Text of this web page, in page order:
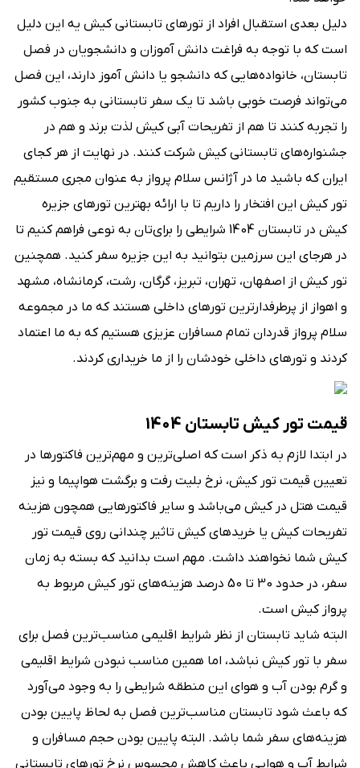
دلیل بعدی استقبال افراد از تورهای تابستانی کیش یه این دلیل
است که با توجه به فراغت دانش آموزان و دانشجویان در فصل
تابستان، خانواده‌هایی که دانشجو یا دانش آموز دارند، این فصل
می‌تواند فرصت خوبی باشد تا یک سفر تابستانی به جنوب کشور
را تجربه کنند تا هم از تفریحات آبی کیش لذت برند و هم در
جشنواره‌های تابستانی کیش شرکت کنند. در نهایت از هر کجای
ایران که باشید ما در آژانس سلام پرواز به عنوان مجری مستقیم
تور کیش این افتخار را داریم تا با ارائه بهترین تورهای جزیره
کیش در تابستان 1404 شرایطی را برای‌تان به نوعی فراهم کنیم تا
در هرجای این سرزمین بتوانید به این جزیره سفر کنید. همچنین
تور کیش از اصفهان، تهران، تبریز، گرگان، رشت، کرمانشاه، مشهد
و اهواز از پرطرفدارترین تورهای داخلی هستند که ما در مجموعه
سلام پرواز قدردان تمام مسافران عزیزی هستیم که به ما اعتماد
کردند و تورهای داخلی خودشان را از ما خریداری کردند.
قیمت تور کیش تابستان 1404
در ابتدا لازم به ذکر است که اصلی‌ترین و مهم‌ترین فاکتورها در
تعیین قیمت تور کیش، نرخ بلیت رفت ‌و برگشت هواپیما و نیز
قیمت هتل در کیش می‌باشد و سایر فاکتورهایی همچون هزینه
تفریحات کیش یا خریدهای کیش تاثیر چندانی روی قیمت تور
کیش شما نخواهند داشت. مهم است بدانید که بسته به زمان
سفر، در حدود 30 تا 50 درصد هزینه‌‌های تور کیش مربوط به
پرواز کیش است.
البته شاید تابستان از نظر شرایط اقلیمی مناسب‌ترین فصل برای
سفر با تور کیش نباشد، اما همین مناسب نبودن شرایط اقلیمی
و گرم بودن آب و هوای این منطقه شرایطی را به وجود می‌آورد
که باعث ‌شود تابستان مناسب‌ترین فصل به لحاظ پایین بودن
هزینه‌های سفر شما باشد. البته پایین بودن حجم مسافران و
شرایط آب و هوایی باعث کاهش محسوس نرخ تورهای تابستانی